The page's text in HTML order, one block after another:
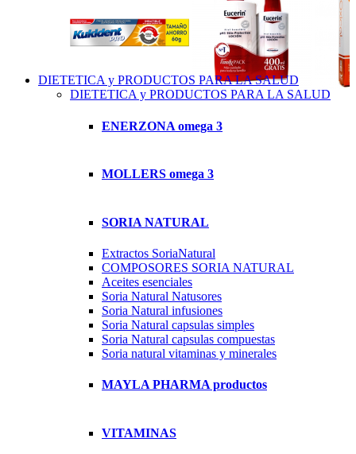
DIETETICA y PRODUCTOS PARA LA SALUD
DIETETICA y PRODUCTOS PARA LA SALUD
ENERZONA omega 3
MOLLERS omega 3
SORIA NATURAL
Extractos SoriaNatural
COMPOSORES SORIA NATURAL
Aceites esenciales
Soria Natural Natusores
Soria Natural infusiones
Soria Natural capsulas simples
Soria Natural capsulas compuestas
Soria natural vitaminas y minerales
MAYLA PHARMA productos
VITAMINAS